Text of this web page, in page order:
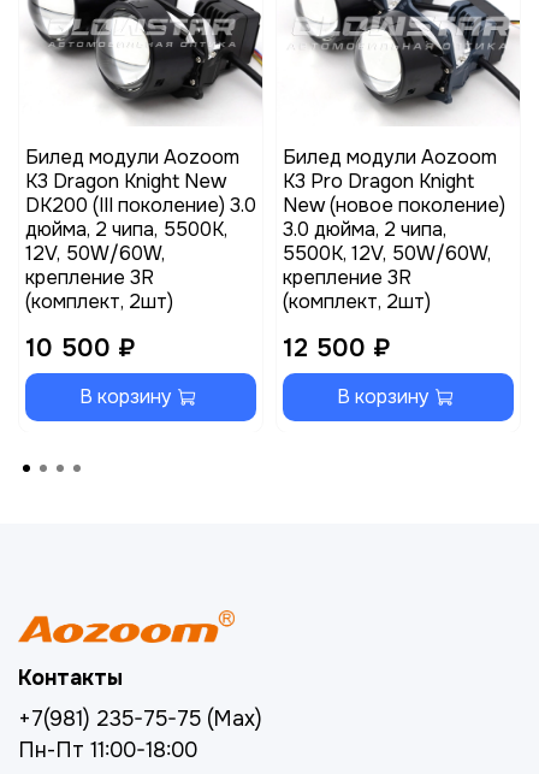
Билед модули Aozoom
K3 Dragon Knight New
DK200 (III поколение) 3.0
дюйма, 2 чипа, 5500K,
12V, 50W/60W,
крепление 3R
(комплект, 2шт)
10 500 ₽
В корзину
Билед модули Aozoom
K3 Pro Dragon Knight
New (новое поколение)
3.0 дюйма, 2 чипа,
5500K, 12V, 50W/60W,
крепление 3R
(комплект, 2шт)
12 500 ₽
В корзину
Контакты
+7(981) 235-75-75 (Max)
Пн-Пт 11:00-18:00